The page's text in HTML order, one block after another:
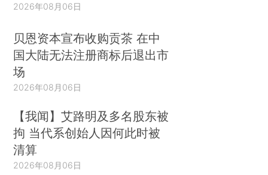
2026年08月06日
贝恩资本宣布收购贡茶 在中
国大陆无法注册商标后退出市
场
2026年08月06日
【我闻】艾路明及多名股东被
拘 当代系创始人因何此时被
清算
2026年08月06日